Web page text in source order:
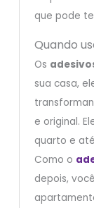
que pode
Quando
Os
sua casa,
e original.
quarto e
Como o
depois,